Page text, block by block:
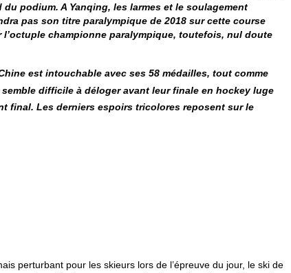
podium. A Yanqing, les larmes et le soulagement
pas son titre paralympique de 2018 sur cette course
championne paralympique, toutefois, nul doute
est intouchable avec ses 58 médailles, tout comme
difficile à déloger avant leur finale en hockey luge
final. Les derniers espoirs tricolores reposent sur le
perturbant pour les skieurs lors de l’épreuve du jour, le ski de